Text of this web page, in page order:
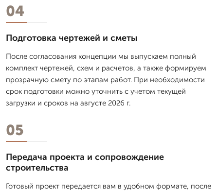
04
Подготовка чертежей и сметы
После согласования концепции мы выпускаем полный
комплект чертежей, схем и расчетов, а также формируем
прозрачную смету по этапам работ. При необходимости
срок подготовки можно уточнить с учетом текущей
загрузки и сроков на августе 2026 г.
05
Передача проекта и сопровождение
строительства
Готовый проект передается вам в удобном формате, после